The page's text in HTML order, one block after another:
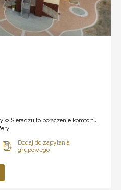
w Sieradzu to połączenie komfortu,